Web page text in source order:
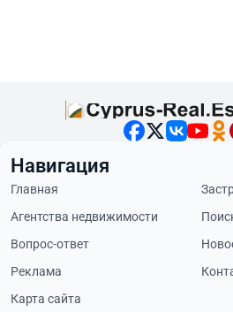
Навигация
Главная
Агентства недвижимости
Вопрос-ответ
Реклама
Карта сайта